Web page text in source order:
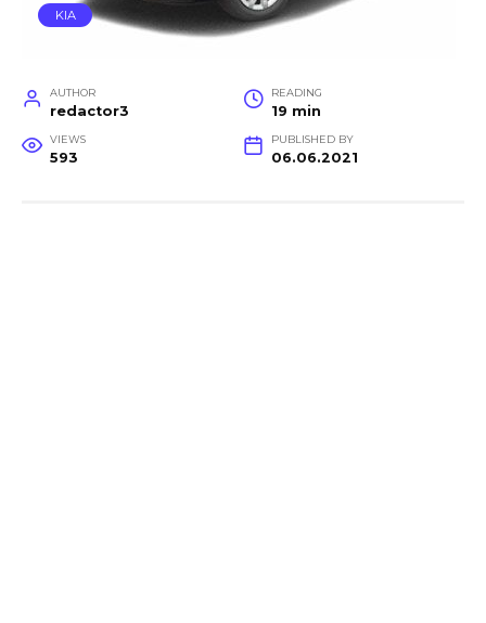
KIA
AUTHOR
redactor3
READING
19 min
VIEWS
593
PUBLISHED BY
06.06.2021